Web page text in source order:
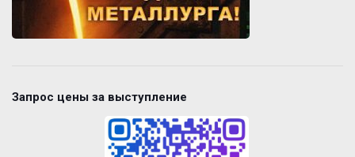
Запрос цены за выступление